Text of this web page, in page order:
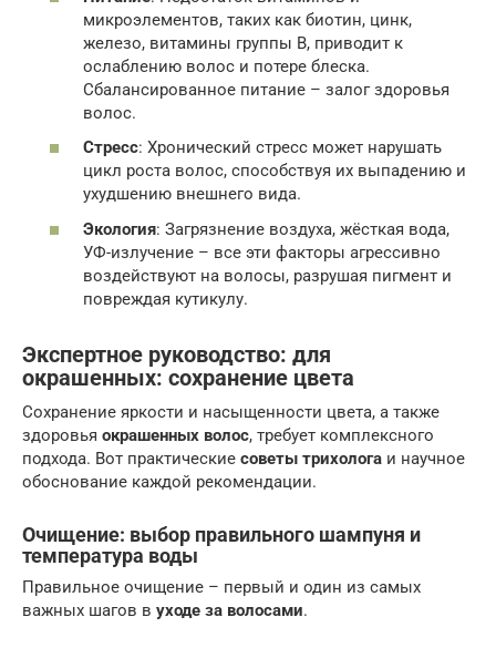
микроэлементов, таких как биотин, цинк,
железо, витамины группы В, приводит к
ослаблению волос и потере блеска.
Сбалансированное питание – залог здоровья
волос.
Стресс: Хронический стресс может нарушать
цикл роста волос, способствуя их выпадению и
ухудшению внешнего вида.
Экология: Загрязнение воздуха, жёсткая вода,
УФ-излучение – все эти факторы агрессивно
воздействуют на волосы, разрушая пигмент и
повреждая кутикулу.
Экспертное руководство: для
окрашенных: сохранение цвета
Сохранение яркости и насыщенности цвета, а также
здоровья окрашенных волос, требует комплексного
подхода. Вот практические советы трихолога и научное
обоснование каждой рекомендации.
Очищение: выбор правильного шампуня и
температура воды
Правильное очищение – первый и один из самых
важных шагов в уходе за волосами.